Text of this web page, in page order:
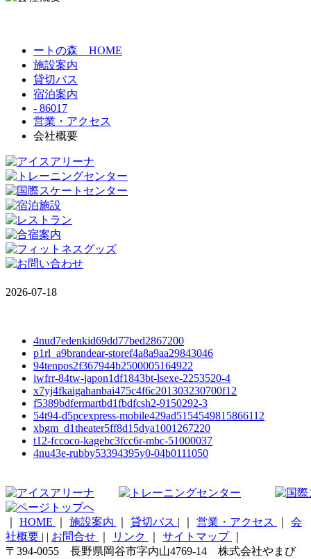
ートの森 HOME
施設案内
貸切バス
宿泊案内
- 86017
営業・アクセス
会社概要
2026-07-18
4nud7edenkid69dd77bed2867200
p1rl_a9brandear-storef4a8a9aa29843046
94tenpos2f367944b2500005164922
iwfrr-84tw-japon1df1843bt-lsexe-2253520-4
x7yj4fkaigahanbai475c4f6c201303230700f12
f5389bdfermartbd1fbdfcsh2-9150292-3
54t94-d5pcexpress-mobile429ad5154549815866112
xbgm_d1theater5ff8d15dya1001267220
t12-fccoco-kagebc3fcc6r-mbc-51000037
4nu43e-rubby53394395y0-04b0111050
HOME 施設案内 貸切バス | 営業・アクセス
会
社概要 | | お問合せ リンク サイトマップ
〒394-0055 長野県岡谷市字内山4769-14 株式会社やまび